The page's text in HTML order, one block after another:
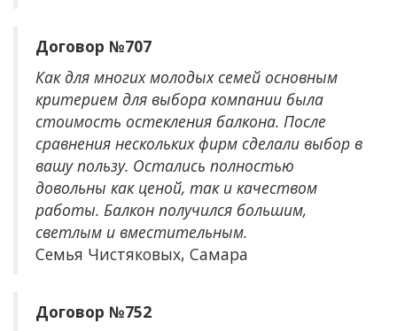
Договор №707
Как для многих молодых семей основным
критерием для выбора компании была
стоимость остекления балкона. После
сравнения нескольких фирм сделали выбор в
вашу пользу. Остались полностью
довольны как ценой, так и качеством
работы. Балкон получился большим,
светлым и вместительным.
Семья Чистяковых, Самара
Договор №752